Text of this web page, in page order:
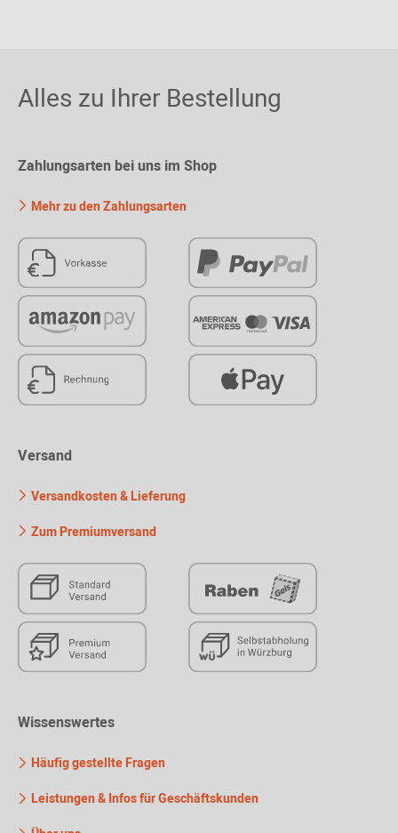
Alles zu Ihrer Bestellung
Zahlungsarten bei uns im Shop
Mehr zu den Zahlungsarten
Versand
Versandkosten & Lieferung
Zum Premiumversand
Wissenswertes
Häufig gestellte Fragen
Leistungen & Infos für Geschäftskunden